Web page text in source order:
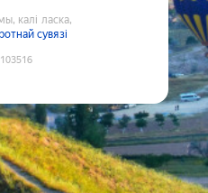
калі ласка,
сувязі